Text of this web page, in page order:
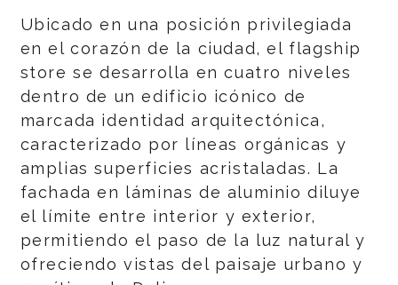
Ubicado en una posición privilegiada
en el corazón de la ciudad, el flagship
store se desarrolla en cuatro niveles
dentro de un edificio icónico de
marcada identidad arquitectónica,
caracterizado por líneas orgánicas y
amplias superficies acristaladas. La
fachada en láminas de aluminio diluye
el límite entre interior y exterior,
permitiendo el paso de la luz natural y
ofreciendo vistas del paisaje urbano y